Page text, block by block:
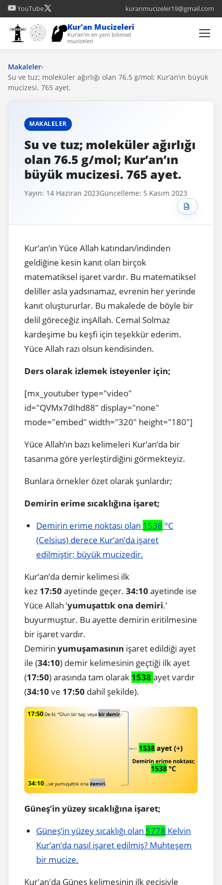
YouTube kuranmucizeler19@gmail.com
Kur'an Mucizeleri
Kur'an'ın en yeni bilimsel
mucizeleri
Makaleler›
Su ve tuz; moleküler ağırlığı olan 76.5 g/mol; Kur’an’ın büyük
mucizesi. 765 ayet.
MAKALELER
Su ve tuz; moleküler ağırlığı
olan 76.5 g/mol; Kur’an’ın
büyük mucizesi. 765 ayet.
Yayın: 14 Haziran 2023Güncelleme: 5 Kasım 2023
Kur’an’ın Yüce Allah katından/indinden
geldiğine kesin kanıt olan birçok
matematiksel işaret vardır. Bu matematiksel
deliller asla yadsınamaz, evrenin her yerinde
kanıt oluştururlar. Bu makalede de böyle bir
delil göreceğiz inşAllah. Cemal Solmaz
kardeşime bu keşfi için teşekkür ederim.
Yüce Allah razı olsun kendisinden.
Ders olarak izlemek isteyenler için;
[mx_youtuber type="video"
id="QVMx7dIhd88" display="none"
mode="embed" width="320" height="180"]
Yüce Allah’ın bazı kelimeleri Kur’an’da bir
tasarıma göre yerleştirdiğini görmekteyiz.
Bunlara örnekler özet olarak şunlardır;
Demirin erime sıcaklığına işaret;
Demirin erime noktası olan 1538 °C
(Celsius) derece Kur’an’da işaret
edilmiştir; büyük mucizedir.
Kur’an’da demir kelimesi ilk
kez 17:50 ayetinde geçer. 34:10 ayetinde ise
Yüce Allah ‘yumuşattık ona demiri.’
buyurmuştur. Bu ayette demirin eritilmesine
bir işaret vardır.
Demirin yumuşamasının işaret edildiği ayet
ile (34:10) demir kelimesinin geçtiği ilk ayet
(17:50) arasında tam olarak 1538 ayet vardır
(34:10 ve 17:50 dahil şekilde).
Güneş’in yüzey sıcaklığına işaret;
Güneş’in yüzey sıcaklığı olan 5778 Kelvin
Kur’an’da nasıl işaret edilmiş? Muhteşem
bir mucize.
Kur'an'da Güneş kelimesinin ilk geçişiyle